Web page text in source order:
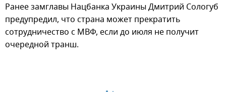
Ранее замглавы Нацбанка Украины Дмитрий Сологуб
предупредил, что страна может прекратить
сотрудничество с МВФ, если до июля не получит
очередной транш.